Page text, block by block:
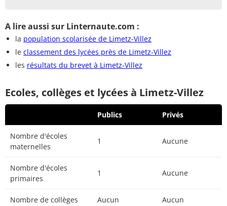
A lire aussi sur Linternaute.com :
la population scolarisée de Limetz-Villez
le classement des lycées près de Limetz-Villez
les résultats du brevet à Limetz-Villez
Ecoles, collèges et lycées à Limetz-Villez
Publics Privés
Nombre d'écoles
maternelles
1 Aucune
Nombre d'écoles
primaires
1 Aucune
Nombre de collèges Aucun Aucun